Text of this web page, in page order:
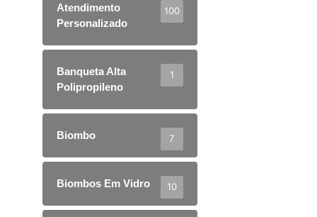
Atendimento
Personalizado
100
Banqueta Alta
Polipropileno
1
Biombo 7
Biombos Em Vidro 10